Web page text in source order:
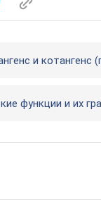
и котангенс
функции и их